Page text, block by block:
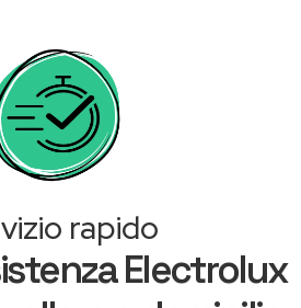
rapido
Electrolux